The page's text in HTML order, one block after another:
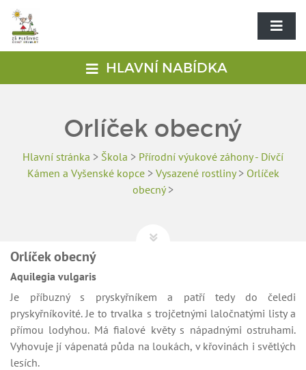
HLAVNÍ NABÍDKA
Orlíček obecný
Hlavní stránka > Škola > Přírodní výukové záhony - Dívčí
Kámen a Vyšenské kopce> Vysazené rostliny> Orlíček
obecný>
Orlíček obecný
Aquilegia vulgaris
Je příbuzný s pryskyřníkem a patří tedy do čeledi
pryskyřníkovité. Je to trvalka s trojčetnými laločnatými listy a
přímou lodyhou. Má fialové květy s nápadnými ostruhami.
Vyhovuje jí vápenatá půda na loukách, v křovinách i světlých
lesích.